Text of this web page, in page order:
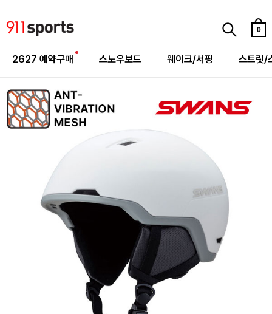
0
2627 예약구매 스노우보드 웨이크/서핑 스트릿/